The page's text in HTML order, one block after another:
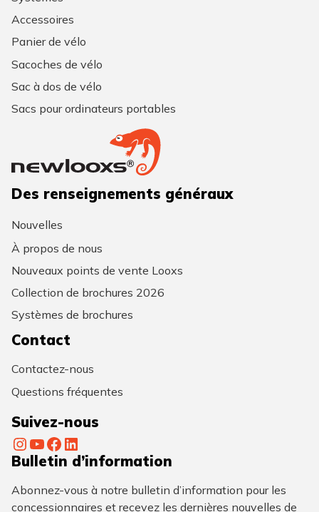
Accessoires
Panier de vélo
Sacoches de vélo
Sac à dos de vélo
Sacs pour ordinateurs portables
Des renseignements généraux
Nouvelles
À propos de nous
Nouveaux points de vente Looxs
Collection de brochures 2026
Systèmes de brochures
Contact
Contactez-nous
Questions fréquentes
Suivez-nous
InstagramYouTube Facebook LinkedIn
Bulletin d’information
Abonnez-vous à notre bulletin d’information pour les
concessionnaires et recevez les dernières nouvelles de